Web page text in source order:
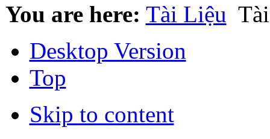
You are here: Tài Liệu
Desktop Version
Top
Skip to content